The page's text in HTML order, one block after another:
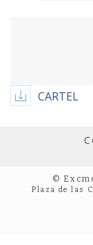
CARTEL
©
Plaza de las